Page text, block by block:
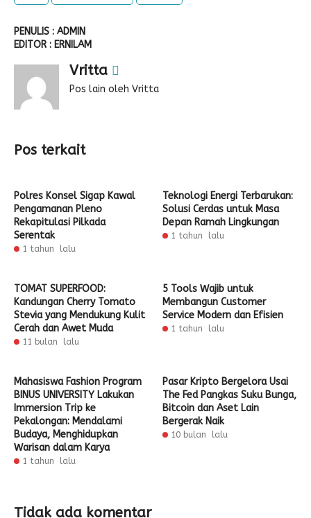
PENULIS : ADMIN
EDITOR : ERNILAM
Vritta
Pos lain oleh Vritta
Pos terkait
Polres Konsel Sigap Kawal
Pengamanan Pleno
Rekapitulasi Pilkada
Serentak
1 tahun lalu
Teknologi Energi Terbarukan:
Solusi Cerdas untuk Masa
Depan Ramah Lingkungan
1 tahun lalu
TOMAT SUPERFOOD:
Kandungan Cherry Tomato
Stevia yang Mendukung Kulit
Cerah dan Awet Muda
11 bulan lalu
5 Tools Wajib untuk
Membangun Customer
Service Modern dan Efisien
1 tahun lalu
Mahasiswa Fashion Program
BINUS UNIVERSITY Lakukan
Immersion Trip ke
Pekalongan: Mendalami
Budaya, Menghidupkan
Warisan dalam Karya
1 tahun lalu
Pasar Kripto Bergelora Usai
The Fed Pangkas Suku Bunga,
Bitcoin dan Aset Lain
Bergerak Naik
10 bulan lalu
Tidak ada komentar